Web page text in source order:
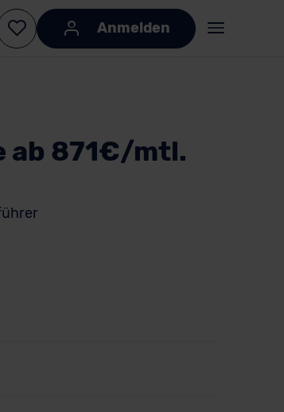
Anmelden
ab 871€/mtl.